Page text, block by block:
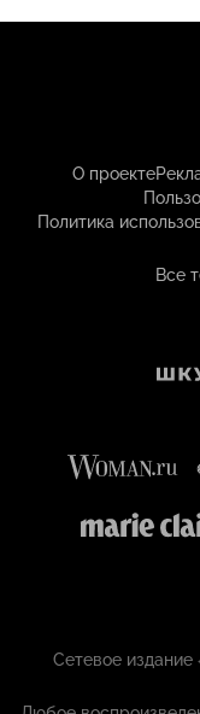
О проекте
Политика
Все
Сетевое